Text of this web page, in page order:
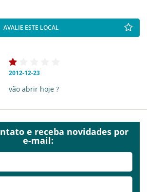
AVALIE ESTE LOCAL
2012-12-23
vão abrir hoje ?
e receba novidades por
e-mail: